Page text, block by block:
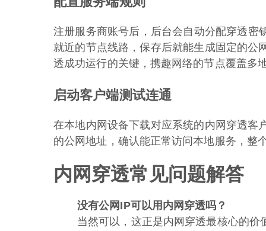
注册服务商账号后，后台会自动分配穿透密
就近的节点线路，保存后就能生成固定的公
透成功运行的关键，携趣网络的节点覆盖多
启动客户端测试连通
在本地内网设备下载对应系统的内网穿透客
的公网地址，确认能正常访问本地服务，整
内网穿透常见问题解答
没有公网IP可以用内网穿透吗？
当然可以，这正是内网穿透最核心的